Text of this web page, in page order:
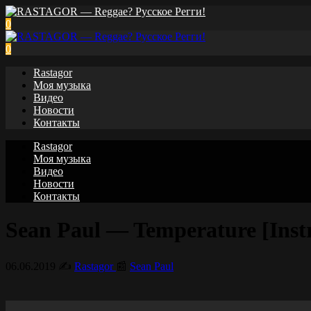
0
0
Rastagor
Моя музыка
Видео
Новости
Контакты
Rastagor
Моя музыка
Видео
Новости
Контакты
Rastagor Sean Paul